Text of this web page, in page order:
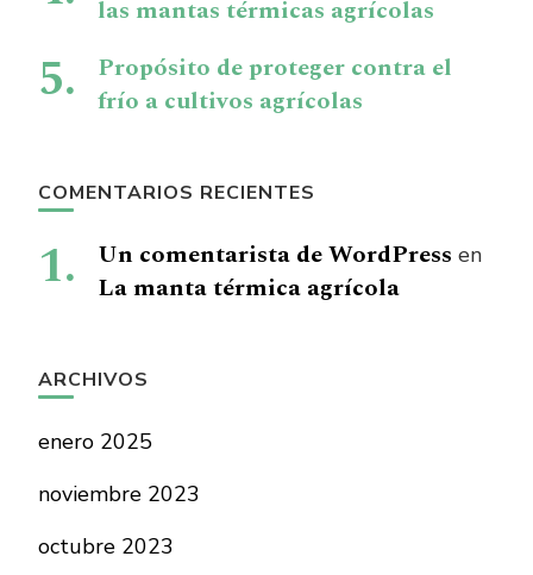
las mantas térmicas agrícolas
Propósito de proteger contra el
frío a cultivos agrícolas
COMENTARIOS RECIENTES
Un comentarista de WordPress en
La manta térmica agrícola
ARCHIVOS
enero 2025
noviembre 2023
octubre 2023